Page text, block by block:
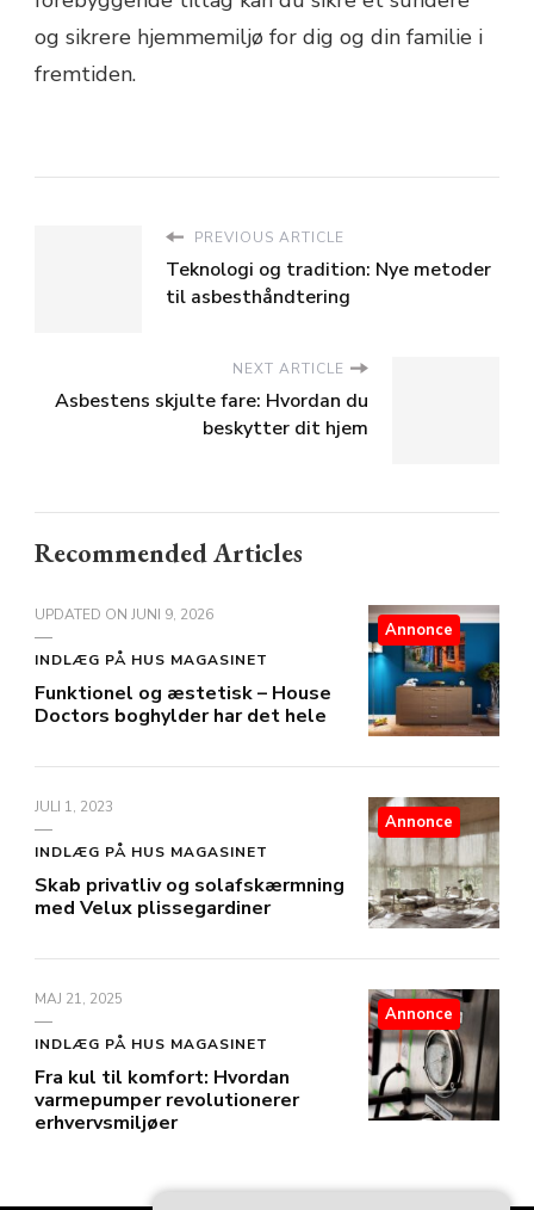
og sikrere hjemmemiljø for dig og din familie i
fremtiden.
PREVIOUS ARTICLE
Teknologi og tradition: Nye metoder
til asbesthåndtering
NEXT ARTICLE
Asbestens skjulte fare: Hvordan du
beskytter dit hjem
Recommended Articles
UPDATED ON JUNI 9, 2026
INDLÆG PÅ HUS MAGASINET
Funktionel og æstetisk – House
Doctors boghylder har det hele
Annonce
JULI 1, 2023
INDLÆG PÅ HUS MAGASINET
Skab privatliv og solafskærmning
med Velux plissegardiner
Annonce
MAJ 21, 2025
INDLÆG PÅ HUS MAGASINET
Fra kul til komfort: Hvordan
varmepumper revolutionerer
erhvervsmiljøer
Annonce